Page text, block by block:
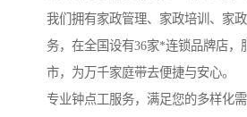
我们拥有家政管理、家政培训、家
务，在全国设有36家*连锁品牌店，
市，为万千家庭带去便捷与安心。
专业钟点工服务，满足您的多样化